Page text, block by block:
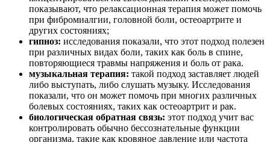
показывают, что релаксационная терапия может помочь
при фибромиалгии, головной боли, остеоартрите и
других состояниях;
гипноз: исследования показали, что этот подход полезен
при различных видах боли, таких как боль в спине,
повторяющиеся травмы напряжения и боль от рака.
музыкальная терапия: такой подход заставляет людей
либо выступать, либо слушать музыку. Исследования
показали, что он может помочь при многих различных
болевых состояниях, таких как остеоартрит и рак.
биологическая обратная связь: этот подход учит вас
контролировать обычно бессознательные функции
организма, такие как кровяное давление или частота